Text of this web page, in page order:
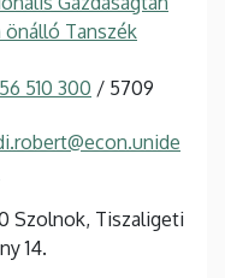
önálló Tanszék
510 300 / 5709
Szolnok, Tiszaligeti
14.